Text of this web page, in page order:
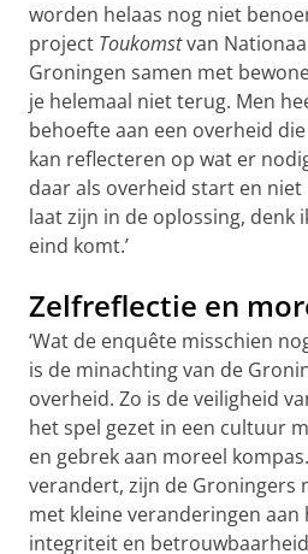
worden helaas nog niet
project Toukomstvan
Groningen samen met
je helemaal niet terug. Men
behoefte aan een overheid
kan reflecteren op wat er
daar als overheid start en
laat zijn in de oplossing, denk
eind komt.’
Zelfreflectie en
‘Wat de enquête misschien
is de minachting van de
overheid. Zo is de veiligheid
het spel gezet in een cultuur
en gebrek aan moreel
verandert, zijn de Groningers
met kleine veranderingen aan
integriteit en